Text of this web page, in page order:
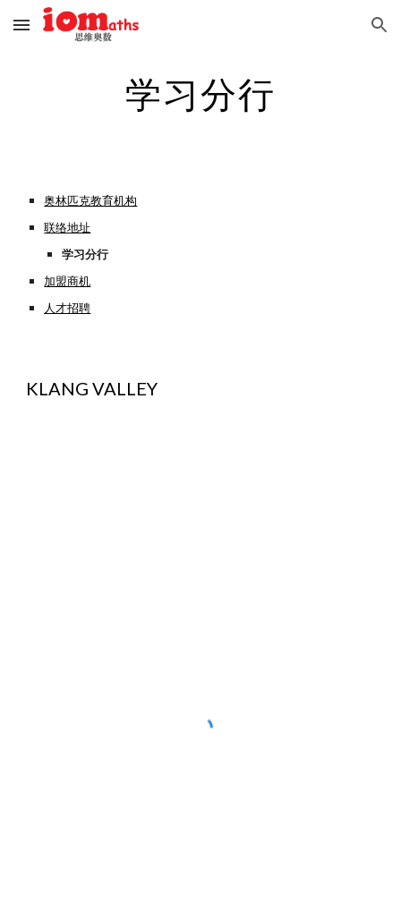
Skip to main content Skip to navigation
学习分行
奥林匹克教育机构
联络地址
学习分行
加盟商机
人才招聘
KLANG VALLEY